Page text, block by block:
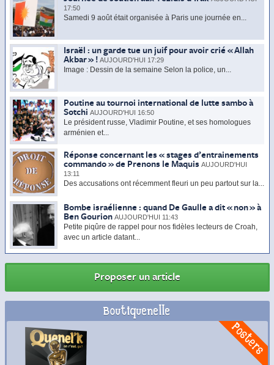
17:50
Samedi 9 août était organisée à Paris une journée en...
Israël : un garde tue un juif pour avoir crié « Allah
Akbar » ! AUJOURD'HUI 17:29
Image : Dessin de la semaine Selon la police, un...
Poutine au tournoi international de lutte sambo à
Sotchi AUJOURD'HUI 16:50
Le président russe, Vladimir Poutine, et ses homologues
arménien et...
Réponse concernant les « stages d’entrainements
commando » de Prenons le Maquis AUJOURD'HUI
13:11
Des accusations ont récemment fleuri un peu partout sur la...
Bombe israélienne : quand De Gaulle a dit « non » à
Ben Gourion AUJOURD'HUI 11:43
Petite piqûre de rappel pour nos fidèles lecteurs de Croah,
avec un article datant...
Proposer un article
Boutiquenelle
Posters
Commander